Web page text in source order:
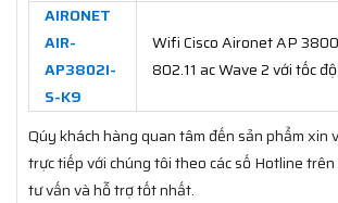
AIRONET
AIR-
AP3802I-
S-K9
Wifi Cisco Aironet AP
802.11 ac Wave 2 với tốc
Qúy khách hàng quan tâm đến sản phẩm xin
trực tiếp với chúng tôi theo các số Hotline
tư vấn và hỗ trợ tốt nhất.